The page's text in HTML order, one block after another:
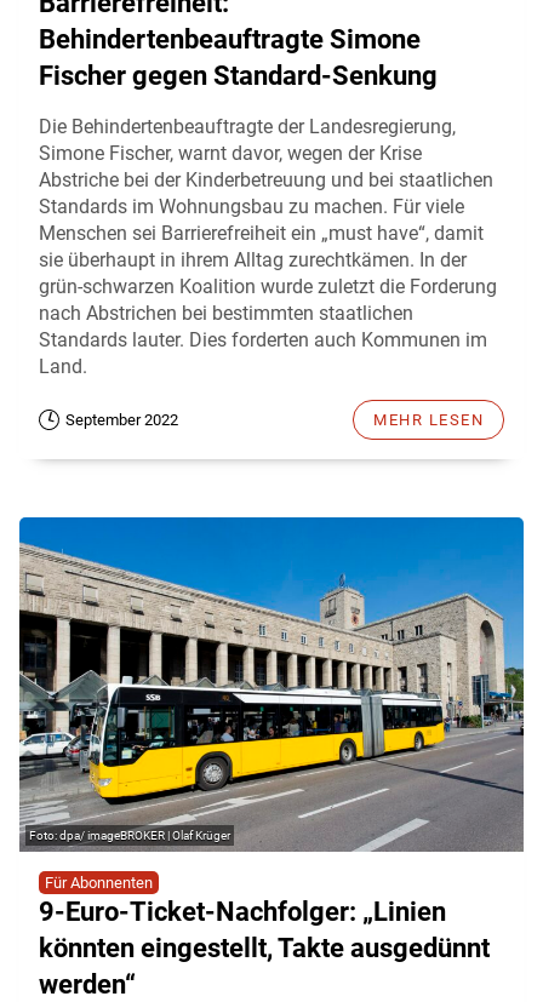
Behindertenbeauftragte Simone
Fischer gegen Standard-Senkung
Die Behindertenbeauftragte der Landesregierung,
Simone Fischer, warnt davor, wegen der Krise
Abstriche bei der Kinderbetreuung und bei staatlichen
Standards im Wohnungsbau zu machen. Für viele
Menschen sei Barrierefreiheit ein „must have“, damit
sie überhaupt in ihrem Alltag zurechtkämen. In der
grün-schwarzen Koalition wurde zuletzt die Forderung
nach Abstrichen bei bestimmten staatlichen
Standards lauter. Dies forderten auch Kommunen im
Land.
September 2022 MEHR LESEN
dpa/ imageBROKER | Olaf Krüger
Für Abonnenten
9-Euro-Ticket-Nachfolger: „Linien
könnten eingestellt, Takte ausgedünnt
werden“